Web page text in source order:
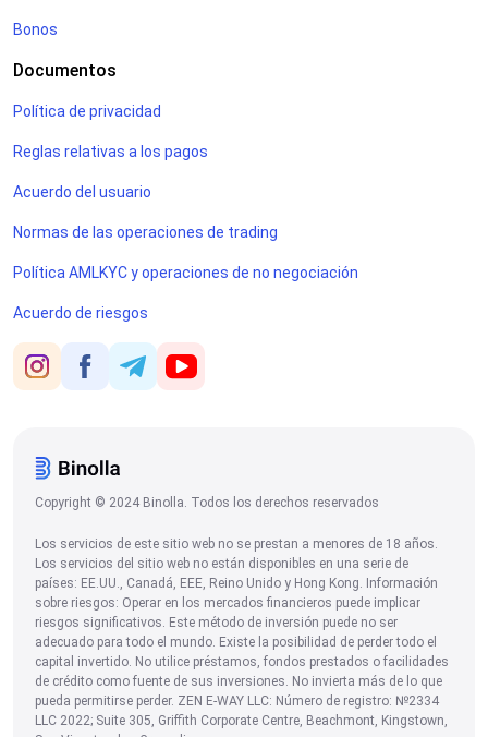
Bonos
Documentos
Política de privacidad
Reglas relativas a los pagos
Acuerdo del usuario
Normas de las operaciones de trading
Política AMLKYC y operaciones de no negociación
Acuerdo de riesgos
Copyright © 2024 Binolla. Todos los derechos reservados
Los servicios de este sitio web no se prestan a menores de 18 años.
Los servicios del sitio web no están disponibles en una serie de
países: EE.UU., Canadá, EEE, Reino Unido y Hong Kong. Información
sobre riesgos: Operar en los mercados financieros puede implicar
riesgos significativos. Este método de inversión puede no ser
adecuado para todo el mundo. Existe la posibilidad de perder todo el
capital invertido. No utilice préstamos, fondos prestados o facilidades
de crédito como fuente de sus inversiones. No invierta más de lo que
pueda permitirse perder. ZEN E-WAY LLC: Número de registro: №2334
LLC 2022; Suite 305, Griffith Corporate Centre, Beachmont, Kingstown,